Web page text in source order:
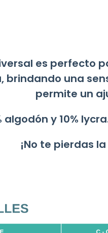
es perfecto
brindando una
permite un
algodón y 10%
¡No te pierdas